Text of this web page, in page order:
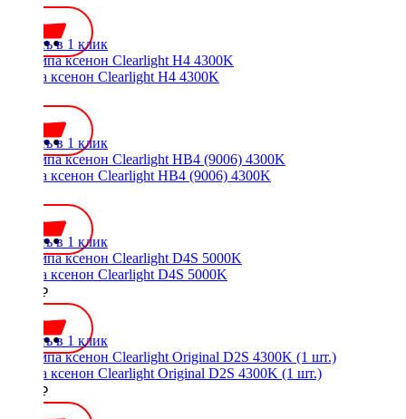
Купить в 1 клик
Лампа ксенон Clearlight H4 4300K
Купить в 1 клик
Лампа ксенон Clearlight HB4 (9006) 4300K
Купить в 1 клик
Лампа ксенон Clearlight D4S 5000K
1400 ₽
Купить в 1 клик
Лампа ксенон Clearlight Original D2S 4300K (1 шт.)
1100 ₽